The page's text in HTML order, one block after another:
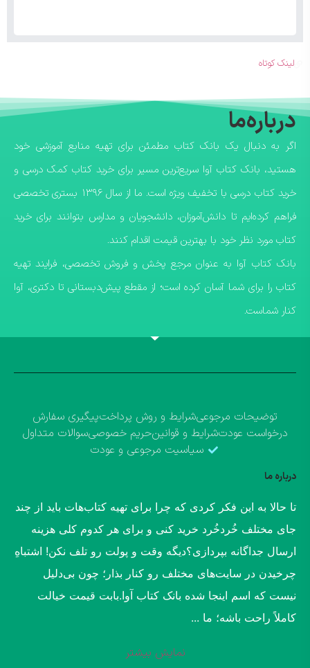
لینک کوتاه
درباره‌ما
اگر به دنبال یک بانک کتاب مطمئن برای تهیه منابع آموزشی خود
هستید، بانک کتاب آوا سریع‌ترین مسیر برای خرید کتاب کمک درسی و
خرید کتاب درسی با تخفیف ویژه است. ما از سال ۱۳۹۶ بستری تخصصی
فراهم کرده‌ایم تا دانش‌آموزان، دانشجویان و مدارس بتوانند برای خرید
کتاب مورد نظر خود با بهترین قیمت اقدام کنند.
​بانک کتاب آوا به عنوان مرجع پخش و فروش تخصصی، فرایند تهیه
کتاب را برای شما آسان کرده است؛ از مقطع پیش‌دبستانی تا دکتری، آوا
کنار شماست.
توضیحات مرجوعیشرایط و روش پرداختپیگیری سفارش
درخواست عودتشرایط و قوانینحریم خصوصیسوالات متداول
سیاسیت مرجوعی و عودت
درباره ما
​تا حالا به این فکر کردی که چرا برای تهیه کتاب‌هات باید از چند
جای مختلف خُردخُرد خرید کنی و برای هر کدوم کلی هزینه
ارسال جداگانه بپردازی؟​دیگه وقت و پولت رو تلف نکن! اشتباهِ
چرخیدن در سایت‌های مختلف رو کنار بذار؛ چون بی‌دلیل
نیست که اسم اینجا شده بانک کتاب آوا.​بابت قیمت خیالت
کاملاً راحت باشه؛ ما ...
نمایش بیشتر